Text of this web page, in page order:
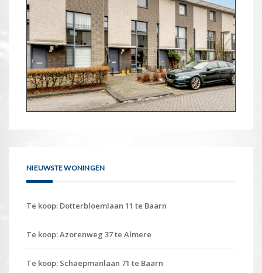
NIEUWSTE WONINGEN
Te koop: Dotterbloemlaan 11 te Baarn
Te koop: Azorenweg 37 te Almere
Te koop: Schaepmanlaan 71 te Baarn